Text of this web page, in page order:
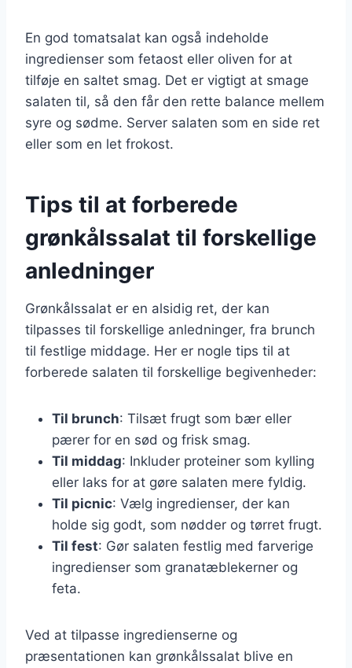
En god tomatsalat kan også indeholde
ingredienser som fetaost eller oliven for at
tilføje en saltet smag. Det er vigtigt at smage
salaten til, så den får den rette balance mellem
syre og sødme. Server salaten som en side ret
eller som en let frokost.
Tips til at forberede
grønkålssalat til forskellige
anledninger
Grønkålssalat er en alsidig ret, der kan
tilpasses til forskellige anledninger, fra brunch
til festlige middage. Her er nogle tips til at
forberede salaten til forskellige begivenheder:
Til brunch: Tilsæt frugt som bær eller
pærer for en sød og frisk smag.
Til middag: Inkluder proteiner som kylling
eller laks for at gøre salaten mere fyldig.
Til picnic: Vælg ingredienser, der kan
holde sig godt, som nødder og tørret frugt.
Til fest: Gør salaten festlig med farverige
ingredienser som granatæblekerner og
feta.
Ved at tilpasse ingredienserne og
præsentationen kan grønkålssalat blive en